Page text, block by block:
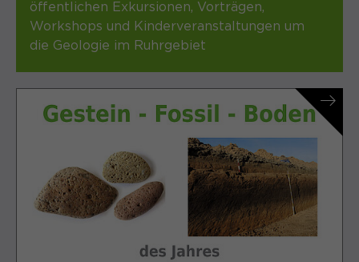
öffentlichen Exkursionen, Vorträgen,
Workshops und Kinderveranstaltungen um
die Geologie im Ruhrgebiet